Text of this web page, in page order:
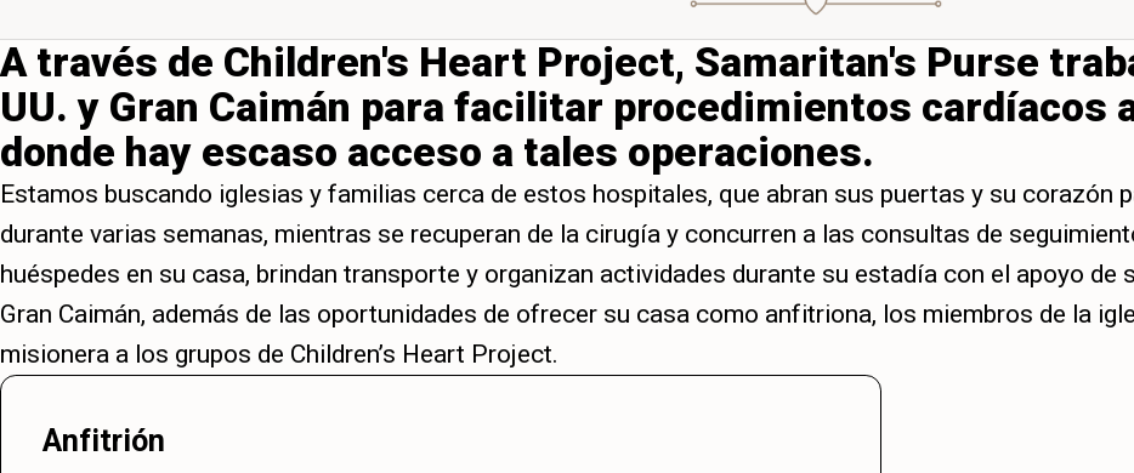
A través de Children's Heart Project, Samaritan's Purse
UU. y Gran Caimán para facilitar procedimientos cardíacos
donde hay escaso acceso a tales operaciones.
Estamos buscando iglesias y familias cerca de estos hospitales, que abran sus puertas y su corazón
durante varias semanas, mientras se recuperan de la cirugía y concurren a las consultas de
huéspedes en su casa, brindan transporte y organizan actividades durante su estadía con el apoyo de
Gran Caimán, además de las oportunidades de ofrecer su casa como anfitriona, los miembros de la
misionera a los grupos de Children’s Heart Project.
Anfitrión